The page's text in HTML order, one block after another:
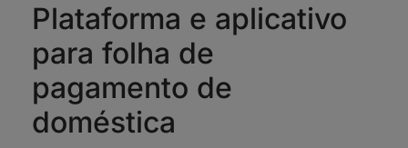
Plataforma e aplicativo
para folha de
pagamento de
doméstica